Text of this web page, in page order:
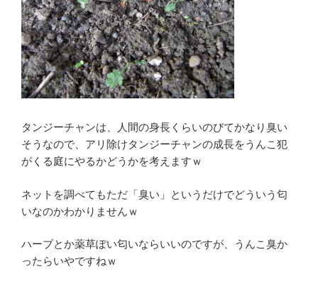
タンジーチャンは、人間の身長くらいのびてかなり臭い
そうなので、アリ除けタンジーチャンの成長をうんこ犯
がくる庭にやるかどうかを考えますｗ
ネットを調べてもただ「臭い」というだけでどういう匂
いなのかわかりませんｗ
ハーブとか薬草ぽい匂いならいいのですが、うんこ臭か
ったらいやですねｗ